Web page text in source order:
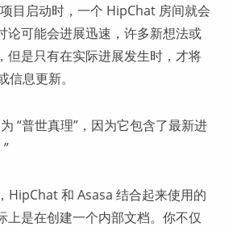
目启动时，一个 HipChat 房间就会
论可能会进展迅速，许多新想法或
但是只有在实际进展发生时，才将
息更新。
“普世真理”，因为它包含了最新进
HipChat 和 Asasa 结合起来使用的
上是在创建一个内部文档。你不仅